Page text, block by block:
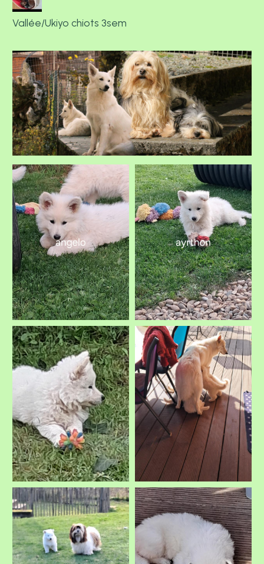
Vallée/Ukiyo chiots 3sem